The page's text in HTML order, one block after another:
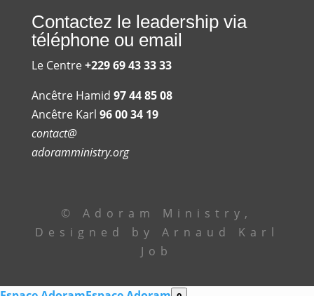
Contactez le leadership via
téléphone ou email
Le Centre+229 69 43 33 33
Ancêtre Hamid 97 44 85 08
Ancêtre Karl 96 00 34 19
contact@
adoramministry.org
© Adoram Ministry,
Designed by Arnaud Karl
Job